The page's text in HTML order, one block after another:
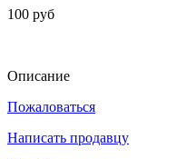
100 руб
Описание
Пожаловаться
Написать продавцу